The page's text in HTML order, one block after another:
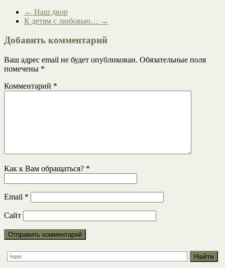
← Наш двор
К детям с любовью… →
Добавить комментарий
Ваш адрес email не будет опубликован. Обязательные поля
помечены *
Комментарий *
Как к Вам обращаться? *
Email *
Сайт